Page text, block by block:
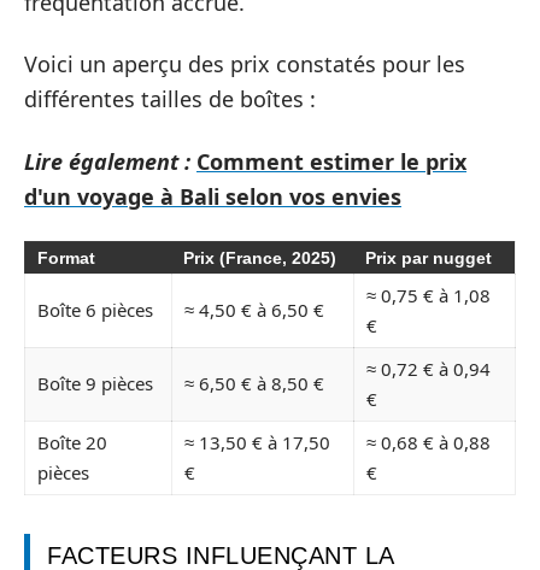
Voici un aperçu des prix constatés pour les
différentes tailles de boîtes :
Lire également : Comment estimer le prix
d'un voyage à Bali selon vos envies
Format Prix (France, 2025) Prix par nugget
Boîte 6 pièces ≈ 4,50 € à 6,50 €
≈ 0,75 € à 1,08
€
Boîte 9 pièces ≈ 6,50 € à 8,50 €
≈ 0,72 € à 0,94
€
Boîte 20
pièces
≈ 13,50 € à 17,50
€
≈ 0,68 € à 0,88
€
FACTEURS INFLUENÇANT LA